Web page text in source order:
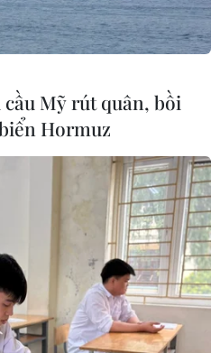
giá
chuỗi 22
Mỹ rút quân, bồi
Hormuz